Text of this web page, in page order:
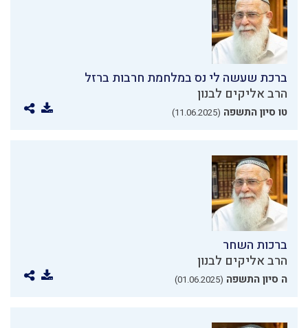
ברכת שעשה לי נס במלחמת חרבות ברזל
הרב אליקים לבנון
טו סיון התשפה (11.06.2025)
ברכות השחר
הרב אליקים לבנון
ה סיון התשפה (01.06.2025)